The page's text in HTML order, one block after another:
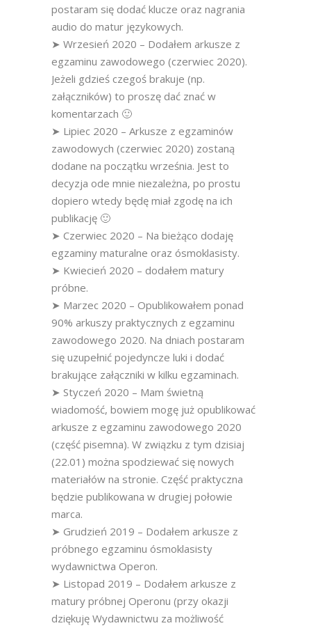
postaram się dodać klucze oraz nagrania
audio do matur językowych.
➤ Wrzesień 2020 – Dodałem arkusze z
egzaminu zawodowego (czerwiec 2020).
Jeżeli gdzieś czegoś brakuje (np.
załączników) to proszę dać znać w
komentarzach 🙂
➤ Lipiec 2020 – Arkusze z egzaminów
zawodowych (czerwiec 2020) zostaną
dodane na początku września. Jest to
decyzja ode mnie niezależna, po prostu
dopiero wtedy będę miał zgodę na ich
publikację 🙂
➤ Czerwiec 2020 – Na bieżąco dodaję
egzaminy maturalne oraz ósmoklasisty.
➤ Kwiecień 2020 – dodałem matury
próbne.
➤ Marzec 2020 – Opublikowałem ponad
90% arkuszy praktycznych z egzaminu
zawodowego 2020. Na dniach postaram
się uzupełnić pojedyncze luki i dodać
brakujące załączniki w kilku egzaminach.
➤ Styczeń 2020 – Mam świetną
wiadomość, bowiem mogę już opublikować
arkusze z egzaminu zawodowego 2020
(część pisemna). W związku z tym dzisiaj
(22.01) można spodziewać się nowych
materiałów na stronie. Część praktyczna
będzie publikowana w drugiej połowie
marca.
➤ Grudzień 2019 – Dodałem arkusze z
próbnego egzaminu ósmoklasisty
wydawnictwa Operon.
➤ Listopad 2019 – Dodałem arkusze z
matury próbnej Operonu (przy okazji
dziękuję Wydawnictwu za możliwość